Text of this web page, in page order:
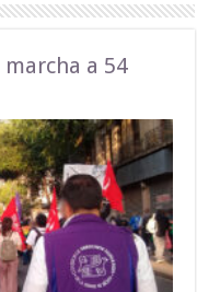
marcha a 54